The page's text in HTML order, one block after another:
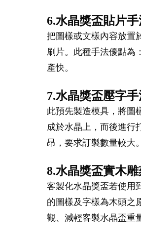
6.水晶獎盃貼片
把圖樣或文樣內容放置
刷片。此種手法優點為
產快。
7.水晶獎盃壓字
此預先製造模具，將圖
成於水晶上，而後進行
昂，要求訂製數量較大。
8.水晶獎盃實木
客製化水晶獎盃若使用
的圖樣及字樣為木頭之
觀、減輕客製水晶盃重